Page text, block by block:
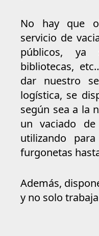
No hay que
servicio de
públicos, ya
bibliotecas,
dar nuestro
logística, se
según sea a la
un vaciado
utilizando
furgonetas
Además,
y no solo